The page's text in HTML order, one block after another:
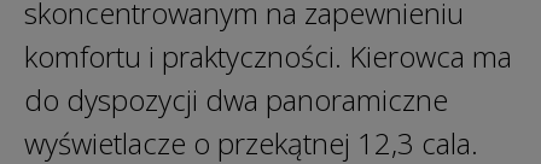
skoncentrowanym na zapewnieniu
komfortu i praktyczności. Kierowca ma
do dyspozycji dwa panoramiczne
wyświetlacze o przekątnej 12,3 cala.